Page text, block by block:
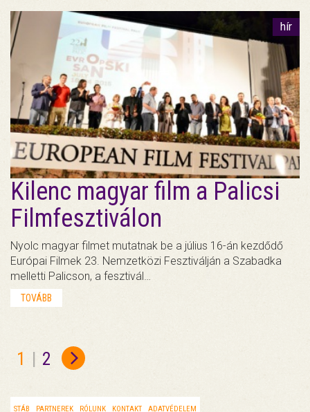
hír
Kilenc magyar film a Palicsi
Filmfesztiválon
Nyolc magyar filmet mutatnak be a július 16-án kezdődő
Európai Filmek 23. Nemzetközi Fesztiválján a Szabadka
melletti Palicson, a fesztivál…
TOVÁBB
1 | 2
STÁB PARTNEREK RÓLUNK KONTAKT ADATVÉDELEM